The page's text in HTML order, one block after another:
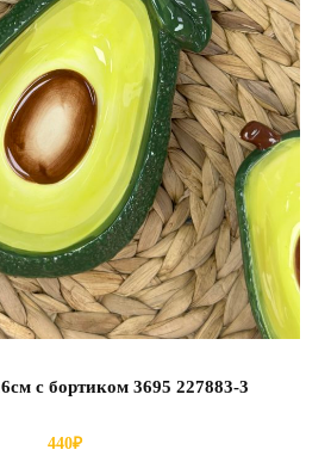
с бортиком 3695 227883-3
440₽